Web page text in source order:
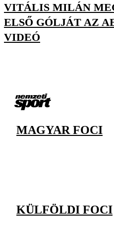
VITÁLIS MILÁN
ELSŐ GÓLJÁT AZ
VIDEÓ
MAGYAR FOCI
KÜLFÖLDI FOCI